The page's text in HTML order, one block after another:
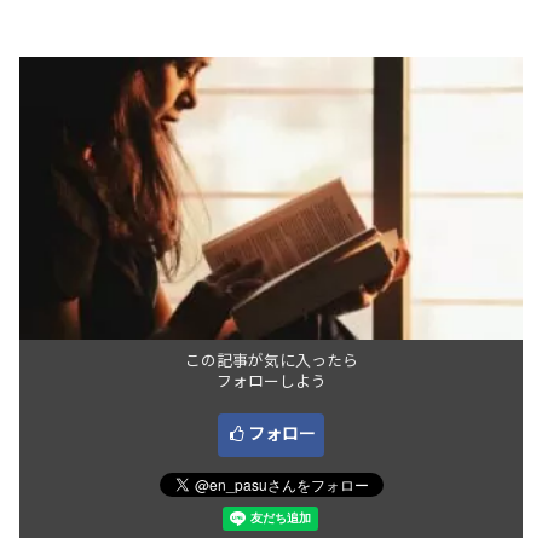
この記事が気に入ったら
フォローしよう
フォロー